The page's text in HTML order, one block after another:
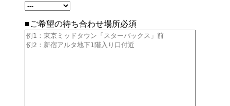
■ご希望の待ち合わせ場所必須